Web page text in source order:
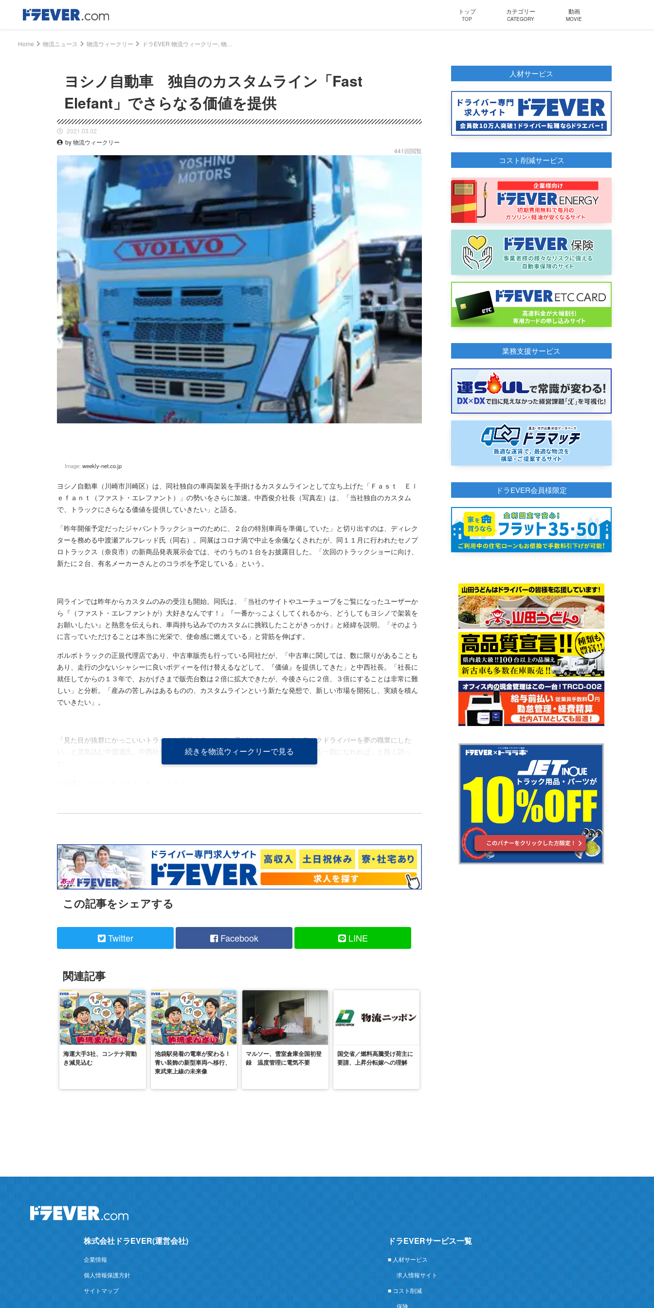
トップ
TOP
カテゴリー
CATEGORY
動画
MOVIE
Home 物流ニュース 物流ウィークリー
ヨシノ自動車 独自のカスタムライン「Fast
Elefant」でさらなる価値を提供
2021.03.02
by 物流ウィークリー
441回閲覧
Image: weekly-net.co.jp
ヨシノ自動車（川崎市川崎区）は、同社独自の車両架装を手掛けるカスタムラインとして立ち上げた「Ｆａｓｔ Ｅｌ
ｅｆａｎｔ（ファスト・エレファント）」の勢いをさらに加速。中西俊介社長（写真左）は、「当社独自のカスタム
で、トラックにさらなる価値を提供していきたい」と語る。
「昨年開催予定だったジャパントラックショーのために、２台の特別車両を準備していた」と切り出すのは、ディレク
ターを務める中渡瀬アルフレッド氏（同右）。同展はコロナ渦で中止を余儀なくされたが、同１１月に行われたセノプ
ロトラックス（奈良市）の新商品発表展示会では、そのうちの１台をお披露目した。「次回のトラックショーに向け、
新たに２台、有名メーカーさんとのコラボを予定している」という。
同ラインでは昨年からカスタムのみの受注も開始。同氏は、「当社のサイトやユーチューブをご覧になったユーザーか
ら『（ファスト・エレファントが）大好きなんです！』『一番かっこよくしてくれるから、どうしてもヨシノで架装を
お願いしたい』と熱意を伝えられ、車両持ち込みでのカスタムに挑戦したことがきっかけ」と経緯を説明。「そのよう
に言っていただけることは本当に光栄で、使命感に燃えている」と背筋を伸ばす。
ボルボトラックの正規代理店であり、中古車販売も行っている同社だが、「中古車に関しては、数に限りがあることも
あり、走行の少ないシャシーに良いボディーを付け替えるなどして、『価値』を提供してきた」と中西社長。「社長に
就任してからの１３年で、おかげさまで販売台数は２倍に拡大できたが、今後さらに２倍、３倍にすることは非常に難
しい」と分析。「産みの苦しみはあるものの、カスタムラインという新たな発想で、新しい市場を開拓し、実績を積ん
でいきたい」。
「見た目が抜群にかっこいいトラックを提供することで、子どもたちにとってトラックドライバーを夢の職業にした
い」と意気込む中渡瀬氏。中西社長も、「ファスト・エレファントが業界を盛り上げる一助になれれば」と熱く語っ
続きを物流ウィークリーで見る
この記事をシェアする
Twitter Facebook LINE
関連記事
海運大手3社、コンテナ荷動
き減見込む
池袋駅発着の電車が変わる！
青い装飾の新型車両へ移行、
東武東上線の未来像
マルソー、雪室倉庫全国初登
録 温度管理に電気不要
国交省／燃料高騰受け荷主に
要請、上昇分転嫁への理解
人材サービス
コスト削減サービス
業務支援サービス
ドラEVER会員様限定
株式会社ドラEVER(運営会社)
企業情報
個人情報保護方針
サイトマップ
ドラEVERサービス一覧
■ 人材サービス
求人情報サイト
■ コスト削減
保険